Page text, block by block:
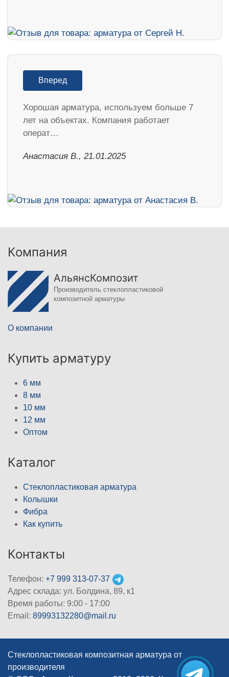
Вперед
Хорошая арматура, используем больше 7
лет на объектах. Компания работает
операт…
Анастасия В., 21.01.2025
Компания
АльянсКомпозит
Производитель стеклопластиковой
композитной арматуры
О компании
Купить арматуру
6 мм
8 мм
10 мм
12 мм
Оптом
Каталог
Стеклопластиковая арматура
Колышки
Фибра
Как купить
Контакты
Телефон: +7 999 313-07-37
Адрес склада: ул. Болдина, 89, к1
Время работы: 9:00 - 17:00
Email: 89993132280@mail.ru
Стеклопластиковая композитная арматура от
производителя